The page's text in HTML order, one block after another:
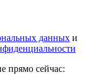
данных и
прямо сейчас: